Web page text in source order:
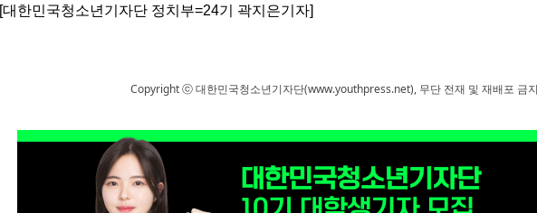
[대한민국청소년기자단 정치부=24기 곽지은기자]
Copyright ⓒ 대한민국청소년기자단(www.youthpress.net), 무단 전재 및 재배포 금